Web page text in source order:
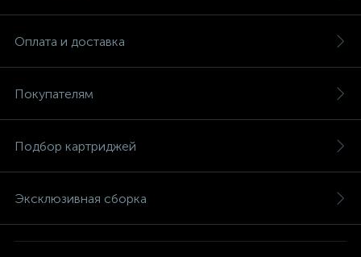
Оплата и доставка
Покупателям
Подбор картриджей
Эксклюзивная сборка